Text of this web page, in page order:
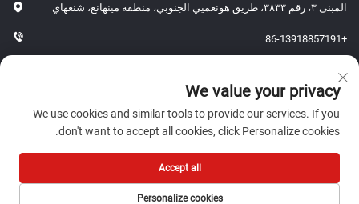
المبنى ٣، رقم ٣٨٣٣، طريق هونغميي الجنوبي، منطقة مينهانغ، شنغهاي
+86-13918857191
حقوق الطبع والنشر © ٢٠٢٦ شركة شنغهاي جي بي لقطع غيار السيارات
المحدودة. جميع الحقوق محفوظة.-
We value your privacy
We use cookies and similar tools to provide our services. If you
don't want to accept all cookies, click Personalize cookies.
Personalize cookies
Accept all